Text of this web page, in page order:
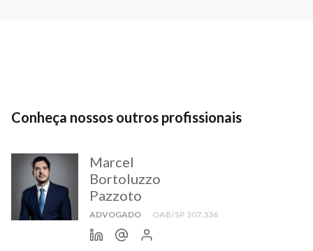
Conheça nossos outros profissionais
Marcel
Bortoluzzo
Pazzoto
ADVOGADO OAB/SP 307.336